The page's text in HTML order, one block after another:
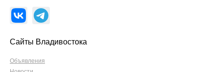
Сайты Владивостока
Объявления